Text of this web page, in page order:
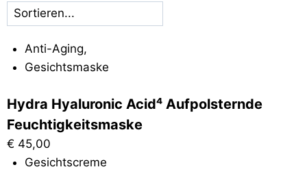
Anti-Aging,
Gesichtsmaske
Hydra Hyaluronic Acid⁴ Aufpolsternde
Feuchtigkeitsmaske
€ 45,00
Gesichtscreme